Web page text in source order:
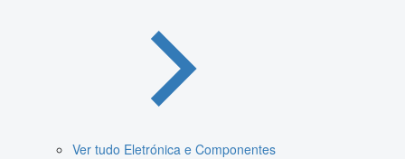
Ver tudo Eletrónica e Componentes